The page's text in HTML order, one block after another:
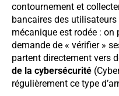
contournement et
bancaires des
mécanique est rodée :
demande de « vérifier »
partent directement vers
de la cybersécurité
régulièrement ce type